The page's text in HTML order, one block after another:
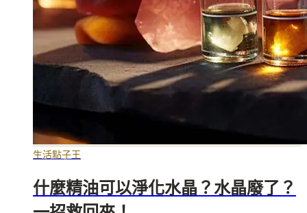
生活點子王
什麼精油可以淨化水晶？水晶廢了？